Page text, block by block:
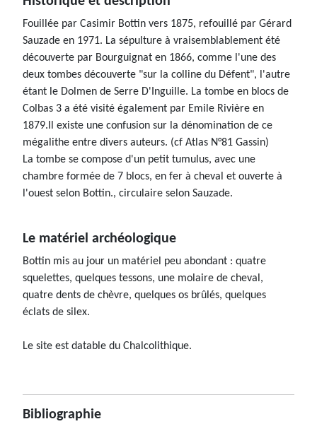
Fouillée par Casimir Bottin vers 1875, refouillé par Gérard
Sauzade en 1971. La sépulture à vraisemblablement été
découverte par Bourguignat en 1866, comme l'une des
deux tombes découverte "sur la colline du Défent", l'autre
étant le Dolmen de Serre D'Inguille. La tombe en blocs de
Colbas 3 a été visité également par Emile Rivière en
1879.Il existe une confusion sur la dénomination de ce
mégalithe entre divers auteurs. (cf Atlas N°81 Gassin)
La tombe se compose d'un petit tumulus, avec une
chambre formée de 7 blocs, en fer à cheval et ouverte à
l'ouest selon Bottin., circulaire selon Sauzade.
Le matériel archéologique
Bottin mis au jour un matériel peu abondant : quatre
squelettes, quelques tessons, une molaire de cheval,
quatre dents de chèvre, quelques os brûlés, quelques
éclats de silex.
Le site est datable du Chalcolithique.
Bibliographie